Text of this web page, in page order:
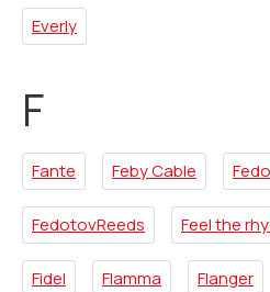
Everly
F
Fante Feby Сable
FedotovReeds Feel the
Fidel Flamma Flanger